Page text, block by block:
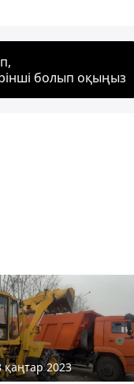
болып оқыңыз
қаңтар 2023